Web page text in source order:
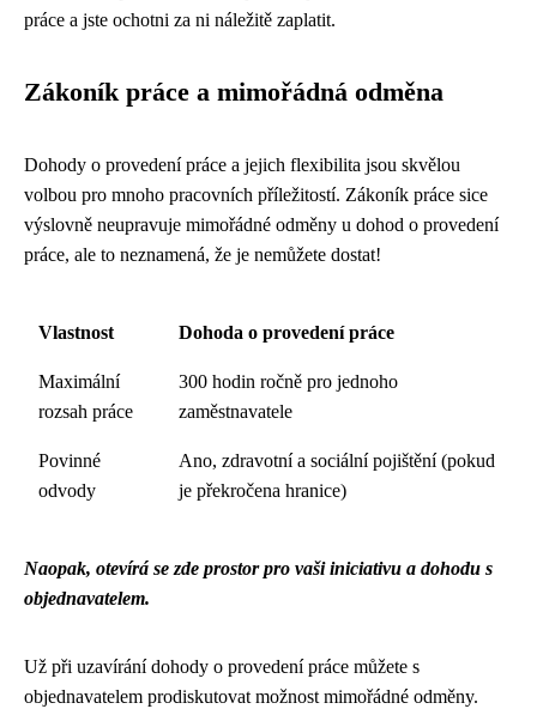
práce a jste ochotni za ni náležitě zaplatit.
Zákoník práce a mimořádná odměna
Dohody o provedení práce a jejich flexibilita jsou skvělou
volbou pro mnoho pracovních příležitostí. Zákoník práce sice
výslovně neupravuje mimořádné odměny u dohod o provedení
práce, ale to neznamená, že je nemůžete dostat!
Vlastnost Dohoda o provedení práce
Maximální
rozsah práce
300 hodin ročně pro jednoho
zaměstnavatele
Povinné
odvody
Ano, zdravotní a sociální pojištění (pokud
je překročena hranice)
Naopak, otevírá se zde prostor pro vaši iniciativu a dohodu s
objednavatelem.
Už při uzavírání dohody o provedení práce můžete s
objednavatelem prodiskutovat možnost mimořádné odměny.